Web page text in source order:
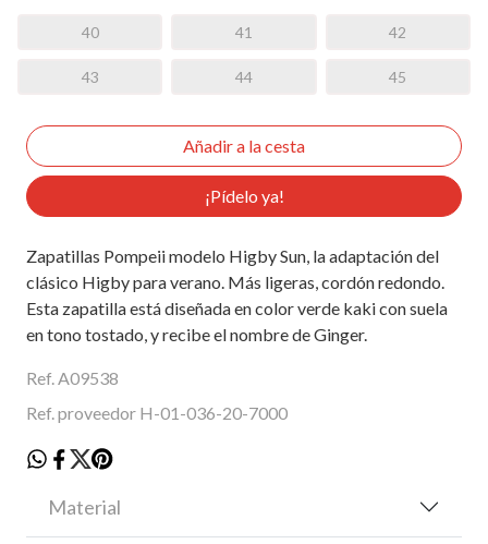
40 41 42
43 44 45
¡Pídelo ya!
Zapatillas Pompeii modelo Higby Sun, la adaptación del
clásico Higby para verano. Más ligeras, cordón redondo.
Esta zapatilla está diseñada en color verde kaki con suela
en tono tostado, y recibe el nombre de Ginger.
Ref. A09538
Ref. proveedor H-01-036-20-7000
Material